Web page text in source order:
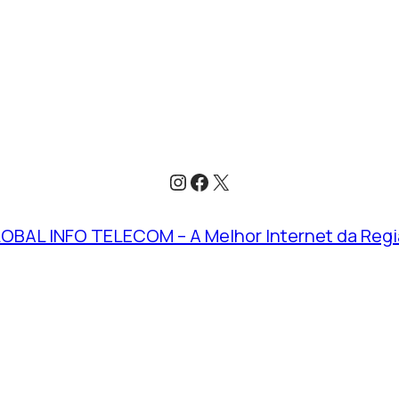
Instagram
Facebook
X
INFO TELECOM – A Melhor Internet da